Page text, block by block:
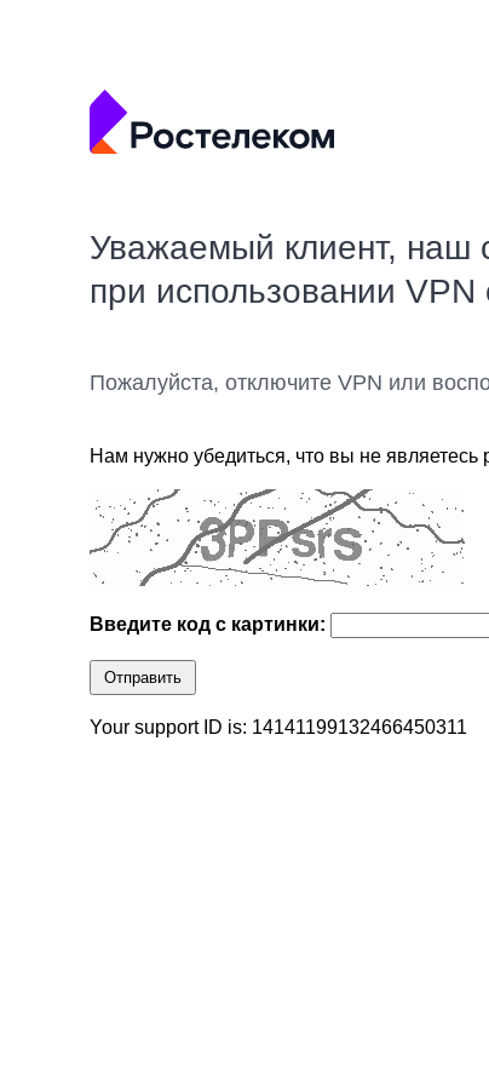
Уважаемый клиент, наш
при использовании VPN
Пожалуйста, отключите VPN или
Нам нужно убедиться, что вы не являетесь
Введите код с картинки:
Отправить
Your support ID is: 14141199132466450311